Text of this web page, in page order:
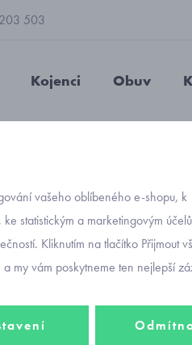
503
Kojenci Obuv
Objednávací
dívčí
698
vašeho oblíbeného e-shopu, k
statistickým a marketingovým
Kliknutím na tlačítko Přijmout
my vám poskytneme ten nejlepší